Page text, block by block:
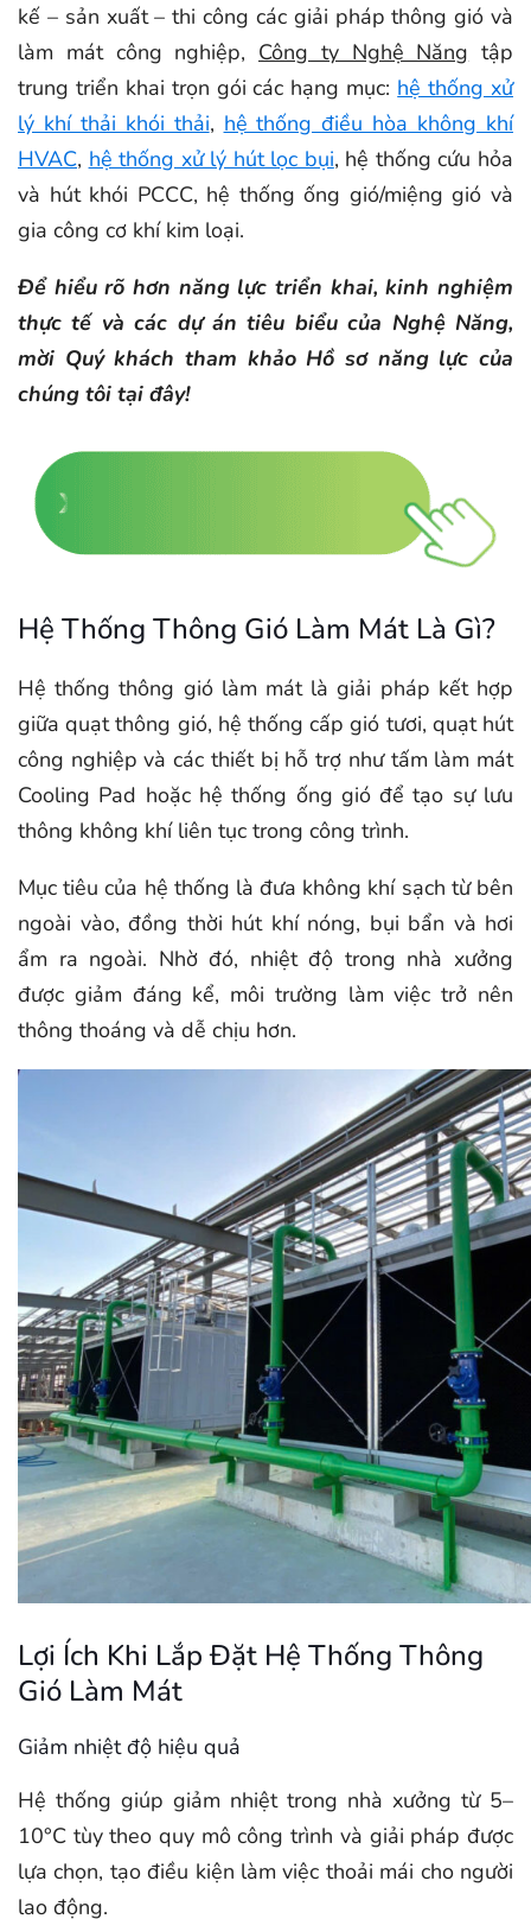
kế – sản xuất – thi công các giải pháp thông gió và
làm mát công nghiệp, Công ty Nghệ Năng tập
trung triển khai trọn gói các hạng mục: hệ thống xử
lý khí thải khói thải, hệ thống điều hòa không khí
HVAC, hệ thống xử lý hút lọc bụi, hệ thống cứu hỏa
và hút khói PCCC, hệ thống ống gió/miệng gió và
gia công cơ khí kim loại.
Để hiểu rõ hơn năng lực triển khai, kinh nghiệm
thực tế và các dự án tiêu biểu của Nghệ Năng,
mời Quý khách tham khảo Hồ sơ năng lực của
chúng tôi tại đây!
Hệ Thống Thông Gió Làm Mát Là Gì?
Hệ thống thông gió làm mát là giải pháp kết hợp
giữa quạt thông gió, hệ thống cấp gió tươi, quạt hút
công nghiệp và các thiết bị hỗ trợ như tấm làm mát
Cooling Pad hoặc hệ thống ống gió để tạo sự lưu
thông không khí liên tục trong công trình.
Mục tiêu của hệ thống là đưa không khí sạch từ bên
ngoài vào, đồng thời hút khí nóng, bụi bẩn và hơi
ẩm ra ngoài. Nhờ đó, nhiệt độ trong nhà xưởng
được giảm đáng kể, môi trường làm việc trở nên
thông thoáng và dễ chịu hơn.
Lợi Ích Khi Lắp Đặt Hệ Thống Thông
Gió Làm Mát
Giảm nhiệt độ hiệu quả
Hệ thống giúp giảm nhiệt trong nhà xưởng từ 5–
10°C tùy theo quy mô công trình và giải pháp được
lựa chọn, tạo điều kiện làm việc thoải mái cho người
lao động.